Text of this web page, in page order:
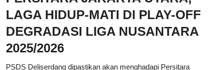
Total Sports
Contact
LAGA HIDUP-MATI DI PLAY-OFF
DEGRADASI LIGA NUSANTARA
2025/2026
PSDS Deliserdang dipastikan akan menghadapi Persitara